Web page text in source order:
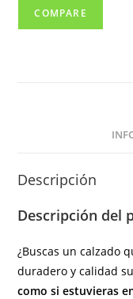
cremallera
lateral
cantidad
COMPARE
Descripción
Descripción del
¿Buscas un calzado
duradero y calidad
como si estuvieras